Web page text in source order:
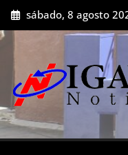
Saltar
al
contenido
sábado, 8 agosto